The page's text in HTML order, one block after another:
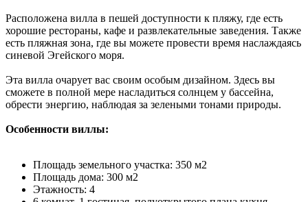
Расположена вилла в пешей доступности к пляжу, где есть
хорошие рестораны, кафе и развлекательные заведения. Также
есть пляжная зона, где вы можете провести время наслаждаясь
синевой Эгейского моря.
Эта вилла очарует вас своим особым дизайном. Здесь вы
сможете в полной мере насладиться солнцем у бассейна,
обрести энергию, наблюдая за зелеными тонами природы.
Особенности виллы:
Площадь земельного участка: 350 м2
Площадь дома: 300 м2
Этажность: 4